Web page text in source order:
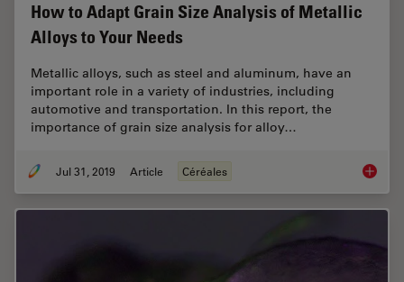
How to Adapt Grain Size Analysis of Metallic
Alloys to Your Needs
Metallic alloys, such as steel and aluminum, have an
important role in a variety of industries, including
automotive and transportation. In this report, the
importance of grain size analysis for alloy…
Jul 31, 2019 Article Céréales How to